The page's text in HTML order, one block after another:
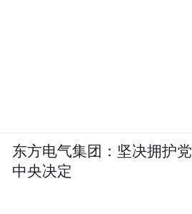
东方电气集团：坚决拥护党
中央决定